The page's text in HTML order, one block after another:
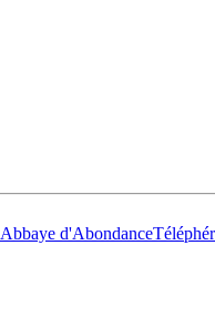
Abbaye d'Abondance